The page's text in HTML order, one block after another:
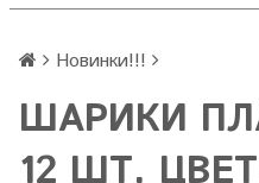
Новинки!!!
ШАРИКИ